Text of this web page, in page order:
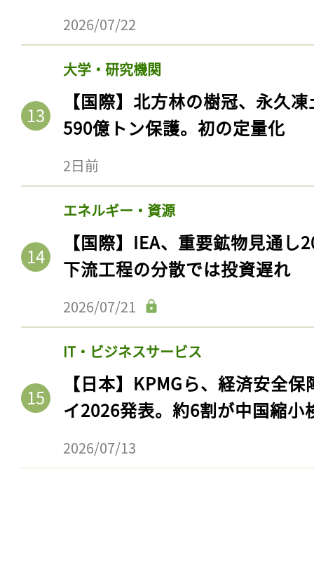
2026/07/22
大学・研究機関
【国際】北方林の樹冠、永久
590億トン保護。初の定量化
2日前
エネルギー・資源
【国際】IEA、重要鉱物見通
下流工程の分散では投資遅れ
2026/07/21
IT・ビジネスサービス
【日本】KPMGら、経済安全
イ2026発表。約6割が中国縮小
2026/07/13